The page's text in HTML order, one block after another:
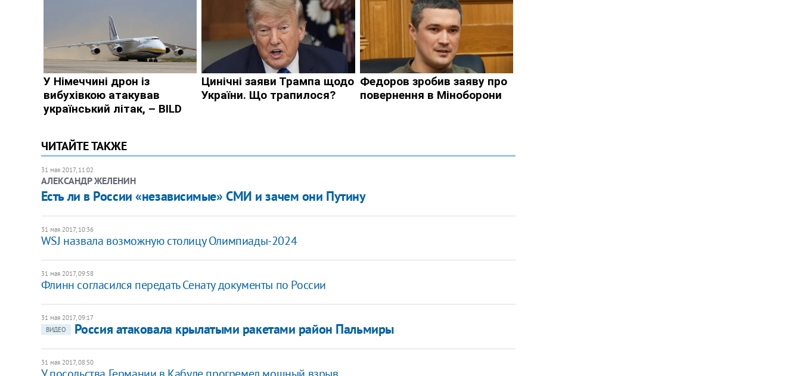
ЧИТАЙТЕ ТАКЖЕ
31 мая 2017, 11:02
АЛЕКСАНДР ЖЕЛЕНИН
Есть ли в России «независимые» СМИ и зачем они Путину
31 мая 2017, 10:36
WSJ назвала возможную столицу Олимпиады-2024
31 мая 2017, 09:58
Флинн согласился передать Сенату документы по России
31 мая 2017, 09:17
ВИДЕО
Россия атаковала крылатыми ракетами район Пальмиры
31 мая 2017, 08:50